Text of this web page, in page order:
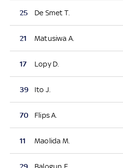
25 De Smet T.
21 Matusiwa A.
17 Lopy D.
39 Ito J.
70 Flips A.
11 Maolida M.
29 Balogun F.